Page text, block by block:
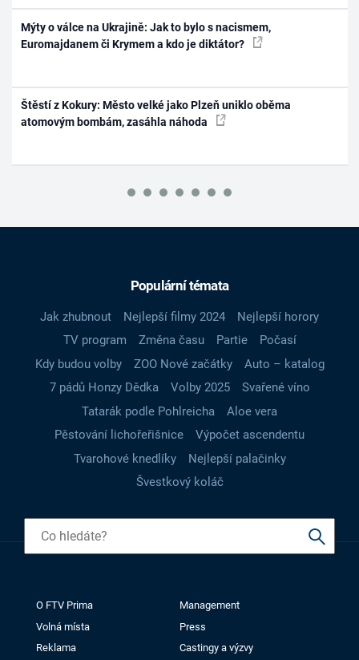
Mýty o válce na Ukrajině: Jak to bylo s nacismem,
Euromajdanem či Krymem a kdo je diktátor?
Štěstí z Kokury: Město velké jako Plzeň uniklo oběma
atomovým bombám, zasáhla náhoda
Populární témata
Jak zhubnout Nejlepší filmy 2024
Nejlepší horory
TV program
Změna času Partie
Počasí
Kdy budou volby
ZOO Nové začátky
Auto – katalog
7 pádů Honzy Dědka
Volby 2025
Svařené víno
Tatarák podle Pohlreicha
Aloe vera
Pěstování lichořeřišnice
Výpočet ascendentu
Tvarohové knedlíky
Nejlepší palačinky
Švestkový koláč
O FTV Prima
Management
Volná místa
Press
Reklama
Castingy a výzvy